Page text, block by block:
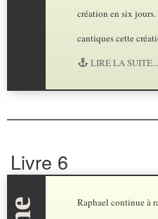
création en six jours.
cantiques cette
LIRE LA SUITE...
Livre 6
Raphael continue à